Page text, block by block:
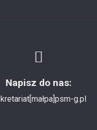
Napisz do nas:
g.pl